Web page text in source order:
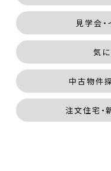
見学会・
気
中古物件
注文住宅・